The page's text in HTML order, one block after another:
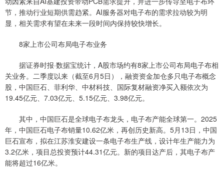
节，推动行业短期供需趋紧。AI服务器对电子布的需求拉动较为明
显，相关需求有望在未来一段时间内保持较快增长。
8家上市公司布局电子布业务
据证券时报·数据宝统计，A股市场约有8家上市公司布局电子布相
关业务。二季度以来（截至6月5日），融资资金加仓多只电子布概念
股，中国巨石、菲利华、中材科技、国际复材融资净买入额依次为
19.45亿元、7.03亿元、5.15亿元、3.98亿元。
其中，中国巨石是全球电子布龙头，电子布产能全球第一。2025
年，中国巨石电子布销量10.62亿米，再创历史新高。5月13日，中国
巨石宣布，拟在江苏淮安建设一条电子布生产线，设计年生产能力为
3.2亿米，项目总投资预计44.31亿元。新的项目达产后，其电子布产
能将超过16亿米。